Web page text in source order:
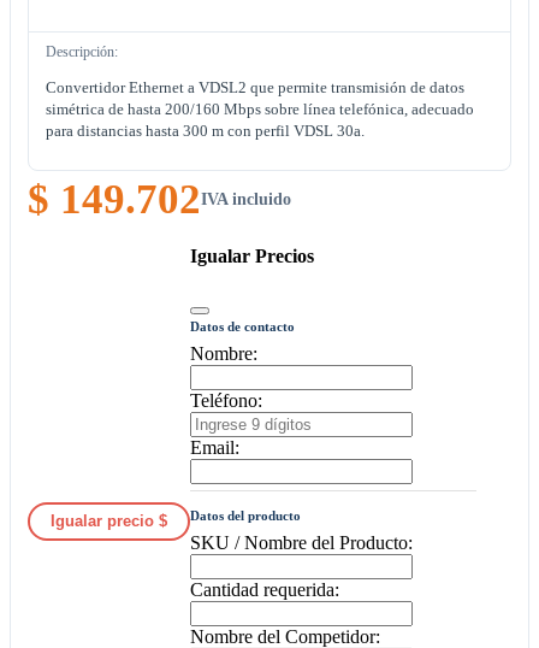
Descripción:
Convertidor Ethernet a VDSL2 que permite transmisión de datos
simétrica de hasta 200/160 Mbps sobre línea telefónica, adecuado
para distancias hasta 300 m con perfil VDSL 30a.
$ 149.702IVA incluido
Igualar precio $
Igualar Precios
Datos de contacto
Nombre:
Teléfono:
Email:
Datos del producto
SKU / Nombre del Producto:
Cantidad requerida:
Nombre del Competidor: